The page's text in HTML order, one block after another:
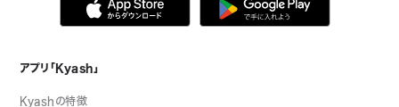
アプリ「Kyash」
Kyashの特徴